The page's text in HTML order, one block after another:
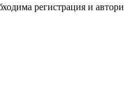
регистрация и